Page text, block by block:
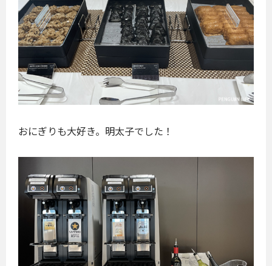
おにぎりも大好き。明太子でした！